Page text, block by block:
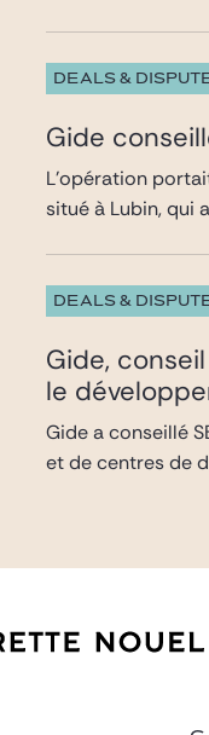
DEALS &
Gide
L’opération
situé à Lubin, qui
DEALS &
Gide,
le
Gide a conseillé
et de centres de